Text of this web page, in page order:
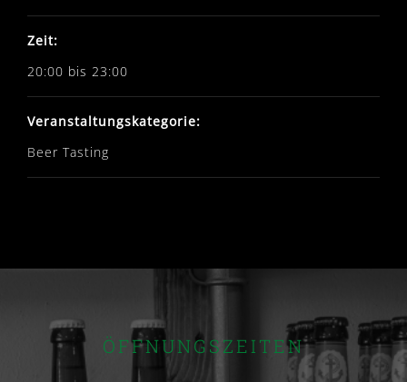
Zeit:
20:00 bis 23:00
Veranstaltungskategorie:
Beer Tasting
ÖFFNUNGSZEITEN